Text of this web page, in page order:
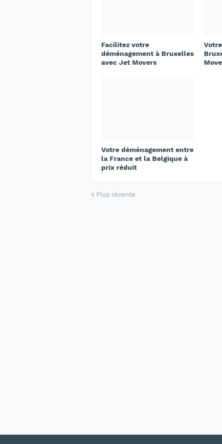
Facilitez votre
déménagement à Bruxelles
avec Jet Movers
Move
Votre déménagement entre
la France et la Belgique à
prix réduit
Plus récente